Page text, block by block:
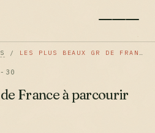
/ LES PLUS BEAUX GR DE FRANCE À PARCOURIR EN 2026
30
France à parcourir